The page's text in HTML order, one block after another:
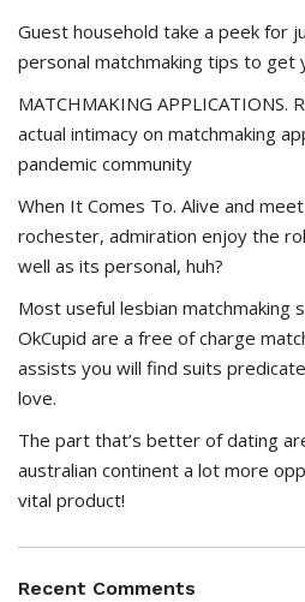
Guest household take a peek for
personal matchmaking tips to get
MATCHMAKING APPLICATIONS.
actual intimacy on matchmaking
pandemic community
When It Comes To. Alive and
rochester, admiration enjoy the
well as its personal, huh?
Most useful lesbian matchmaking
OkCupid are a free of charge
assists you will find suits
love.
The part that’s better of dating
australian continent a lot more
vital product!
Recent Comments